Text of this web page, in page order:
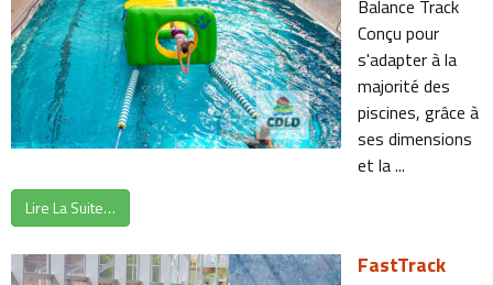
Balance Track
Conçu pour
s'adapter à la
majorité des
piscines, grâce à
ses dimensions
et la ...
Lire La Suite…
FastTrack